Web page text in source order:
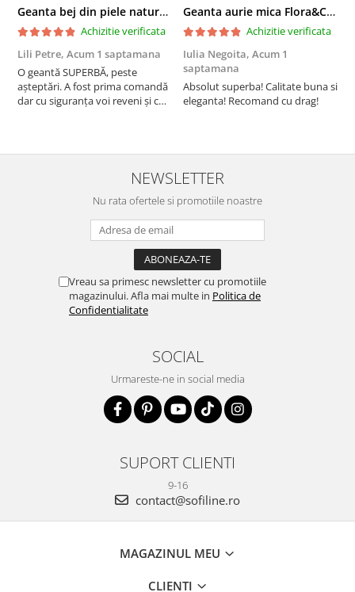
Geanta bej din piele naturala 8966 123
Achizitie verificata
Lili Petre, Acum 1 saptamana
O geantă SUPERBĂ, peste
așteptări. A fost prima comandă
dar cu siguranța voi reveni și cu
doua zi). RECOMAND SOFILINE!!!
Geanta aurie mica Flora&CO Paris H6930 16
Achizitie verificata
Iulia Negoita, Acum 1
saptamana
Absolut superba! Calitate buna si
eleganta! Recomand cu drag!
NEWSLETTER
Nu rata ofertele si promotiile noastre
Vreau sa primesc newsletter cu promotiile
magazinului. Afla mai multe in Politica de
Confidentialitate
SOCIAL
Urmareste-ne in social media
SUPORT CLIENTI
9-16
contact@sofiline.ro
MAGAZINUL MEU
CLIENTI